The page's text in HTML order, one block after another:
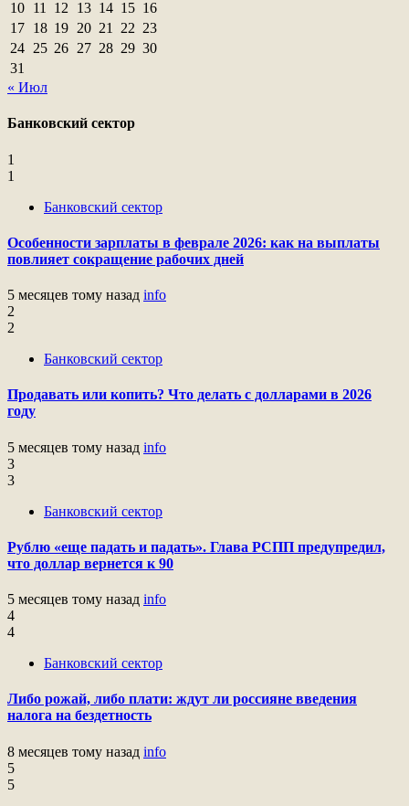
10 11 12 13 14 15 16
17 18 19 20 21 22 23
24 25 26 27 28 29 30
31
« Июл
Банковский сектор
1
1
Банковский сектор
Особенности зарплаты в феврале 2026: как на выплаты
повлияет сокращение рабочих дней
5 месяцев тому назад info
2
2
Банковский сектор
Продавать или копить? Что делать с долларами в 2026
году
5 месяцев тому назад info
3
3
Банковский сектор
Рублю «еще падать и падать». Глава РСПП предупредил,
что доллар вернется к 90
5 месяцев тому назад info
4
4
Банковский сектор
Либо рожай, либо плати: ждут ли россияне введения
налога на бездетность
8 месяцев тому назад info
5
5